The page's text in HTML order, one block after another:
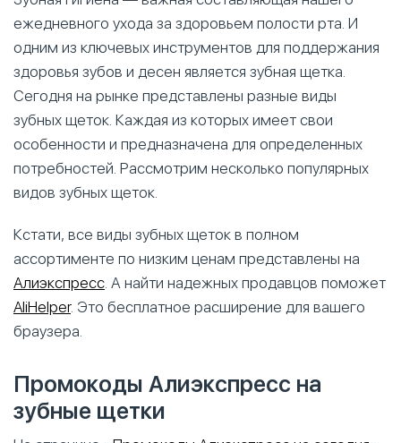
ежедневного ухода за здоровьем полости рта. И
одним из ключевых инструментов для поддержания
здоровья зубов и десен является зубная щетка.
Сегодня на рынке представлены разные виды
зубных щеток. Каждая из которых имеет свои
особенности и предназначена для определенных
потребностей. Рассмотрим несколько популярных
видов зубных щеток.
Кстати, все виды зубных щеток в полном
ассортименте по низким ценам представлены на
Алиэкспресс. А найти надежных продавцов поможет
AliHelper. Это бесплатное расширение для вашего
браузера.
Промокоды Алиэкспресс на
зубные щетки